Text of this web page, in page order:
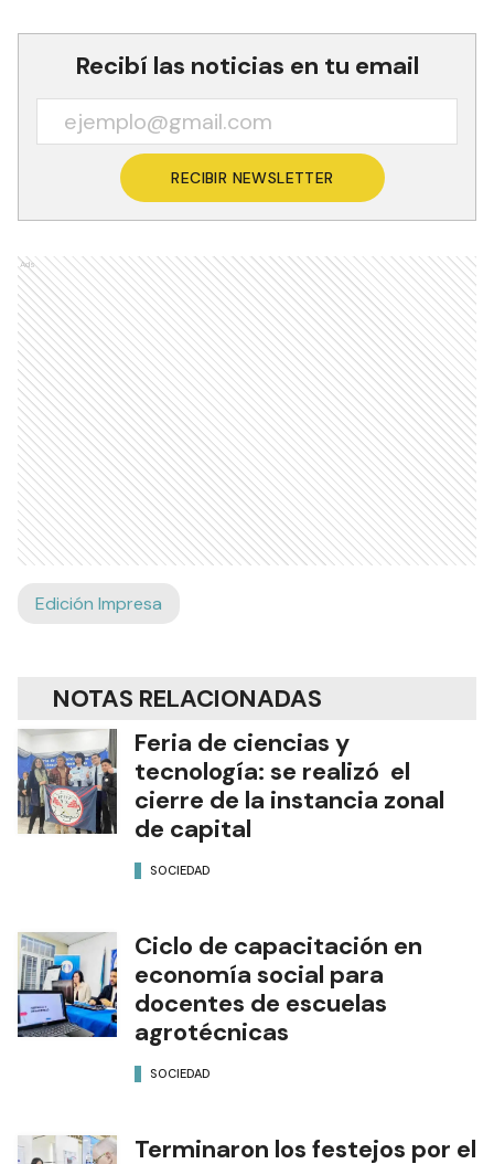
Recibí las noticias en tu email
RECIBIR NEWSLETTER
Ads
Edición Impresa
NOTAS RELACIONADAS
Feria de ciencias y
tecnología: se realizó el
cierre de la instancia zonal
de capital
SOCIEDAD
Ciclo de capacitación en
economía social para
docentes de escuelas
agrotécnicas
SOCIEDAD
Terminaron los festejos por el